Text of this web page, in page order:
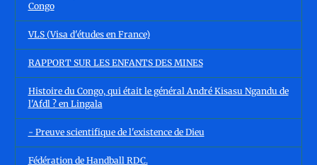
Congo
VLS (Visa d'études en France)
RAPPORT SUR LES ENFANTS DES MINES
Histoire du Congo, qui était le général André Kisasu Ngandu de
l'Afdl ? en Lingala
- Preuve scientifique de l'existence de Dieu
Fédération de Handball RDC.